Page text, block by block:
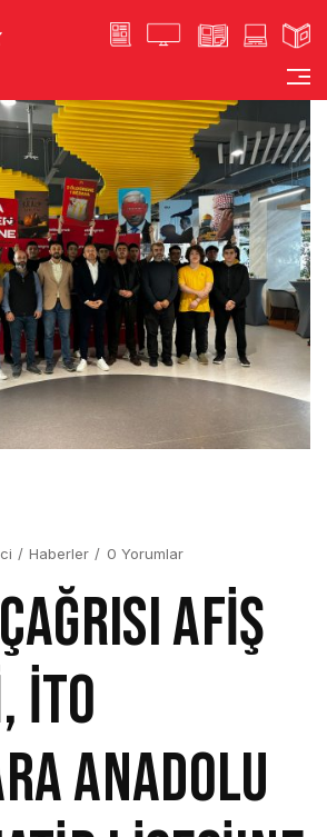
Haberler 0 Yorumlar
AFİŞ
İTO
ANADOLU